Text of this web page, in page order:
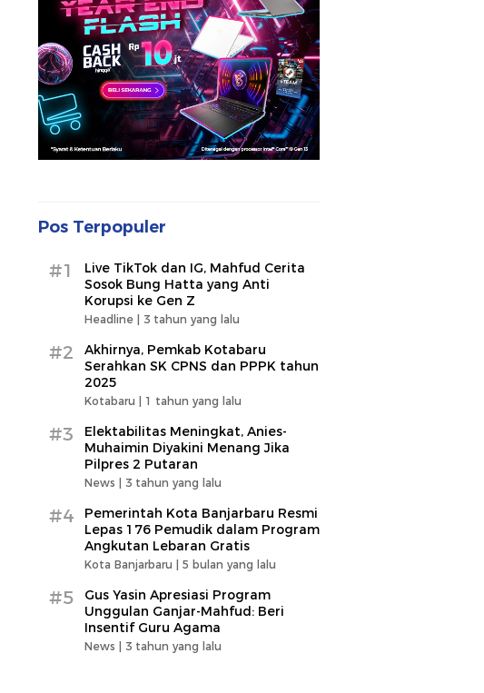
Pos Terpopuler
#1
Live TikTok dan IG, Mahfud Cerita
Sosok Bung Hatta yang Anti
Korupsi ke Gen Z
Headline | 3 tahun yang lalu
#2
Akhirnya, Pemkab Kotabaru
Serahkan SK CPNS dan PPPK tahun
2025
Kotabaru | 1 tahun yang lalu
#3
Elektabilitas Meningkat, Anies-
Muhaimin Diyakini Menang Jika
Pilpres 2 Putaran
News | 3 tahun yang lalu
#4
Pemerintah Kota Banjarbaru Resmi
Lepas 176 Pemudik dalam Program
Angkutan Lebaran Gratis
Kota Banjarbaru | 5 bulan yang lalu
#5
Gus Yasin Apresiasi Program
Unggulan Ganjar-Mahfud: Beri
Insentif Guru Agama
News | 3 tahun yang lalu